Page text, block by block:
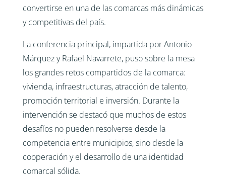
convertirse en una de las comarcas más dinámicas
y competitivas del país.
La conferencia principal, impartida por Antonio
Márquez y Rafael Navarrete, puso sobre la mesa
los grandes retos compartidos de la comarca:
vivienda, infraestructuras, atracción de talento,
promoción territorial e inversión. Durante la
intervención se destacó que muchos de estos
desafíos no pueden resolverse desde la
competencia entre municipios, sino desde la
cooperación y el desarrollo de una identidad
comarcal sólida.